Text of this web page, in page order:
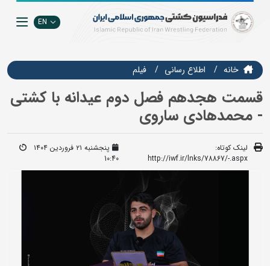
EN
خانه اطلاع رسانی فيلم
قسمت هجدهم فصل دوم عیدانه با کشتی
- محمدهادی ساروی
لینک کوتاه:
http://iwf.ir/lnks/78867/-.aspx
پنجشنبه ۲۱ فروردین ۱۴۰۴
10:40